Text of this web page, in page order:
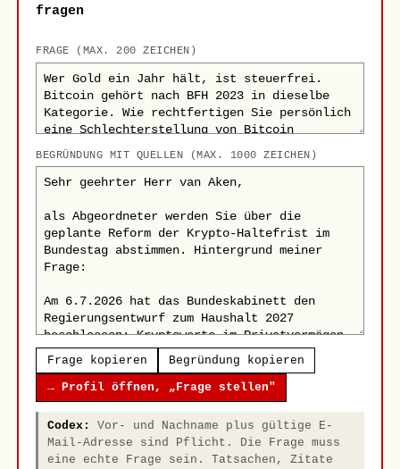
fragen
FRAGE (MAX. 200 ZEICHEN)
BEGRÜNDUNG MIT QUELLEN (MAX. 1000 ZEICHEN)
Frage kopieren Begründung kopieren
→ Profil öffnen, „Frage stellen"
Codex:
Vor- und Nachname plus gültige E-
Mail-Adresse sind Pflicht. Die Frage muss
eine echte Frage sein. Tatsachen, Zitate